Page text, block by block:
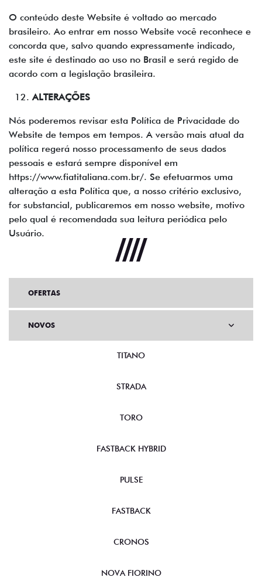
O conteúdo deste Website é voltado ao mercado
brasileiro. Ao entrar em nosso Website você reconhece e
concorda que, salvo quando expressamente indicado,
este site é destinado ao uso no Brasil e será regido de
acordo com a legislação brasileira.
ALTERAÇÕES
Nós poderemos revisar esta Política de Privacidade do
Website de tempos em tempos. A versão mais atual da
política regerá nosso processamento de seus dados
pessoais e estará sempre disponível em
https://www.fiatitaliana.com.br/. Se efetuarmos uma
alteração a esta Política que, a nosso critério exclusivo,
for substancial, publicaremos em nosso website, motivo
pelo qual é recomendada sua leitura periódica pelo
Usuário.
OFERTAS
NOVOS
TITANO
STRADA
TORO
FASTBACK HYBRID
PULSE
FASTBACK
CRONOS
NOVA FIORINO